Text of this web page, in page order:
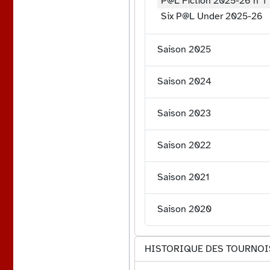
Six P@L Under 2025-26
Saison 2025
Saison 2024
Saison 2023
Saison 2022
Saison 2021
Saison 2020
HISTORIQUE DES